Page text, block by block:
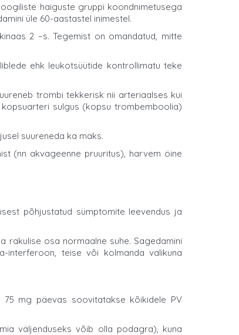
haiguste gruppi koondnimetusega
üle 60-aastastel inimestel.
2 –s. Tegemist on omandatud, mitte
ehk leukotsüütide kontrollimatu teke
trombi tekkerisk nii arteriaalses kui
sulgus (kopsu trombemboolia)
suureneda ka maks.
(nn akvageenne pruuritus), harvem öine
põhjustatud sümptomite leevendus ja
rakulise osa normaalne suhe. Sagedamini
interferoon, teise või kolmanda valikuna
mg päevas soovitatakse kõikidele PV
väljenduseks võib olla podagra), kuna